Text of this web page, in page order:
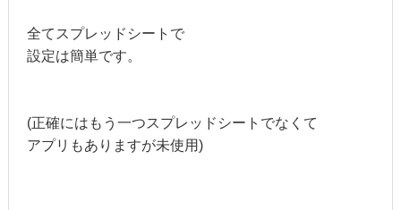
全てスプレッドシートで
設定は簡単です。
(正確にはもう一つスプレッドシートでなくて
アプリもありますが未使用)